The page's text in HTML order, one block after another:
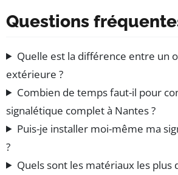
Questions
Quelle est la différence entre un
extérieure ?
Combien de temps faut-il pour
signalétique complet à Nantes ?
Puis-je installer moi-même ma
?
Quels sont les matériaux les